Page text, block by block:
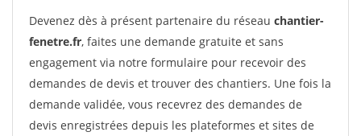
Devenez dès à présent partenaire du réseau chantier-
fenetre.fr, faites une demande gratuite et sans
engagement via notre formulaire pour recevoir des
demandes de devis et trouver des chantiers. Une fois la
demande validée, vous recevrez des demandes de
devis enregistrées depuis les plateformes et sites de